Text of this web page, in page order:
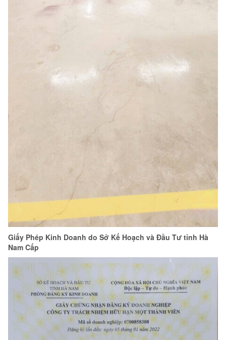
Giấy Phép Kinh Doanh do Sở Kế Hoạch và Đầu Tư tỉnh Hà
Nam Cấp